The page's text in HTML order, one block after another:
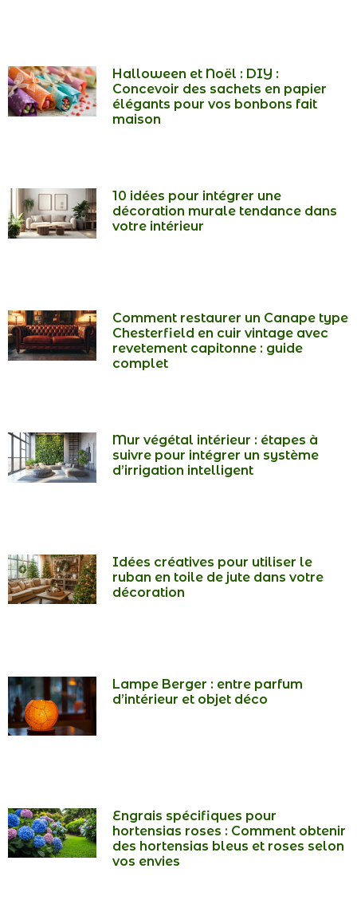
Halloween et Noël : DIY :
Concevoir des sachets en papier
élégants pour vos bonbons fait
maison
10 idées pour intégrer une
décoration murale tendance dans
votre intérieur
Comment restaurer un Canape type
Chesterfield en cuir vintage avec
revetement capitonne : guide
complet
Mur végétal intérieur : étapes à
suivre pour intégrer un système
d’irrigation intelligent
Idées créatives pour utiliser le
ruban en toile de jute dans votre
décoration
Lampe Berger : entre parfum
d’intérieur et objet déco
Engrais spécifiques pour
hortensias roses : Comment obtenir
des hortensias bleus et roses selon
vos envies